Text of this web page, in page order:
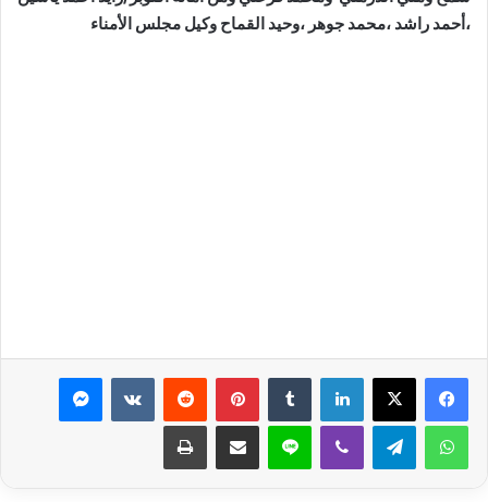
،أحمد راشد ،محمد جوهر ،وحيد القماح وكيل مجلس الأمناء
لينكدإن بينتيريست ماسنجر
واتساب تيلقرام ڤايبر لاين مشاركة عبر البريد طباعة